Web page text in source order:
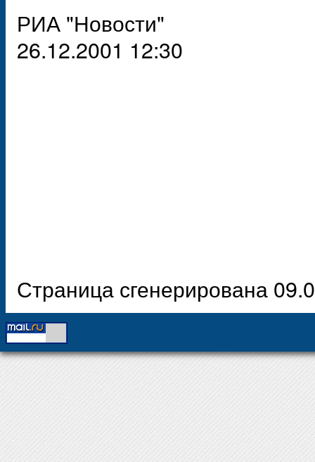
РИА "Новости"
26.12.2001 12:30
Страница сгенерирована